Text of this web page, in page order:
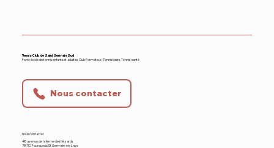
Tennis Club de Saint Germain Sud
Forte école de tennis enfants et adultes, Club Formateur, Tennis loisirs, Tennis-santé
Nous contacter
Nous contacter
48 avenue de la ferme des Hézards
78112 Fourqueux/St Germain-en-Laye